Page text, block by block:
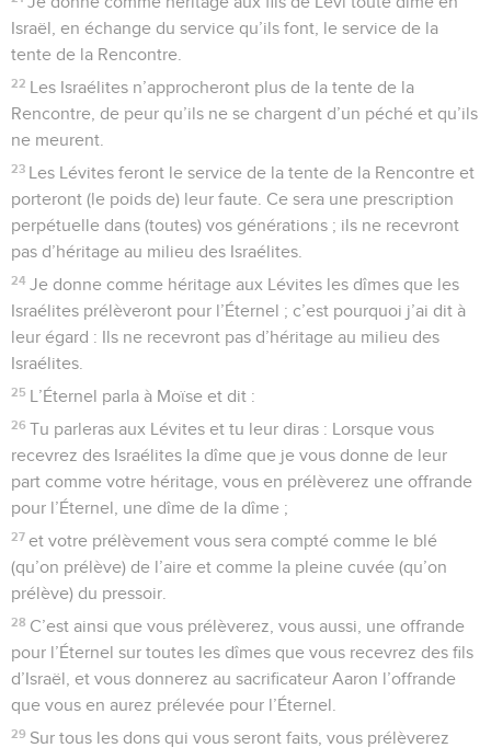
Israël, en échange du service qu’ils font, le service de la
tente de la Rencontre.
22 Les Israélites n’approcheront plus de la tente de la
Rencontre, de peur qu’ils ne se chargent d’un péché et qu’ils
ne meurent.
23 Les Lévites feront le service de la tente de la Rencontre et
porteront (le poids de) leur faute. Ce sera une prescription
perpétuelle dans (toutes) vos générations ; ils ne recevront
pas d’héritage au milieu des Israélites.
24 Je donne comme héritage aux Lévites les dîmes que les
Israélites prélèveront pour l’Éternel ; c’est pourquoi j’ai dit à
leur égard : Ils ne recevront pas d’héritage au milieu des
Israélites.
25 L’Éternel parla à Moïse et dit :
26 Tu parleras aux Lévites et tu leur diras : Lorsque vous
recevrez des Israélites la dîme que je vous donne de leur
part comme votre héritage, vous en prélèverez une offrande
pour l’Éternel, une dîme de la dîme ;
27 et votre prélèvement vous sera compté comme le blé
(qu’on prélève) de l’aire et comme la pleine cuvée (qu’on
prélève) du pressoir.
28 C’est ainsi que vous prélèverez, vous aussi, une offrande
pour l’Éternel sur toutes les dîmes que vous recevrez des fils
d’Israël, et vous donnerez au sacrificateur Aaron l’offrande
que vous en aurez prélevée pour l’Éternel.
29 Sur tous les dons qui vous seront faits, vous prélèverez